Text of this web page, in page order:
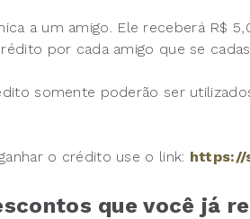
a um amigo. Ele receberá
por cada amigo que se
somente poderão ser
o crédito use o link: https://
que você já